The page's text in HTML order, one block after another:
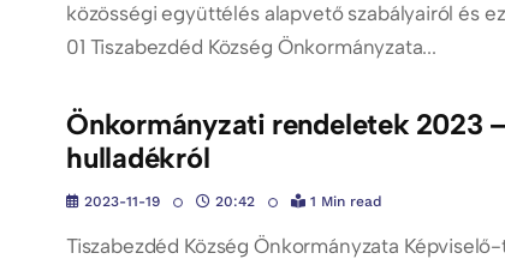
közösségi együttélés alapvető szabályairól és
01 Tiszabezdéd Község Önkormányzata...
Önkormányzati rendeletek 2023
hulladékról
2023-11-19 20:42 1 Min read
Tiszabezdéd Község Önkormányzata